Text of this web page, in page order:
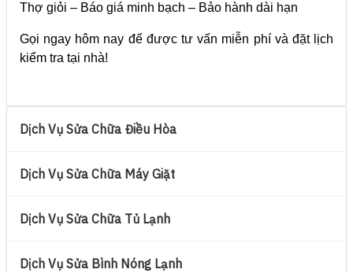
Thợ giỏi – Báo giá minh bạch – Bảo hành dài hạn
Gọi ngay hôm nay để được tư vấn miễn phí và đặt lịch
kiểm tra tại nhà!
Dịch Vụ Sửa Chữa Điều Hòa
Dịch Vụ Sửa Chữa Máy Giặt
Dịch Vụ Sửa Chữa Tủ Lạnh
Dịch Vụ Sửa Bình Nóng Lạnh